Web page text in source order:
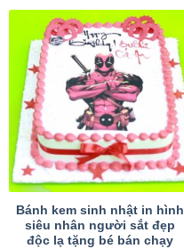
Bánh kem sinh nhật in hình
siêu nhân người sắt đẹp
độc lạ tặng bé bán chạy